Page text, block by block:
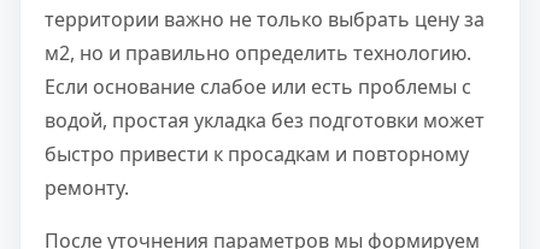
территории важно не только выбрать цену за
м2, но и правильно определить технологию.
Если основание слабое или есть проблемы с
водой, простая укладка без подготовки может
быстро привести к просадкам и повторному
ремонту.
После уточнения параметров мы формируем